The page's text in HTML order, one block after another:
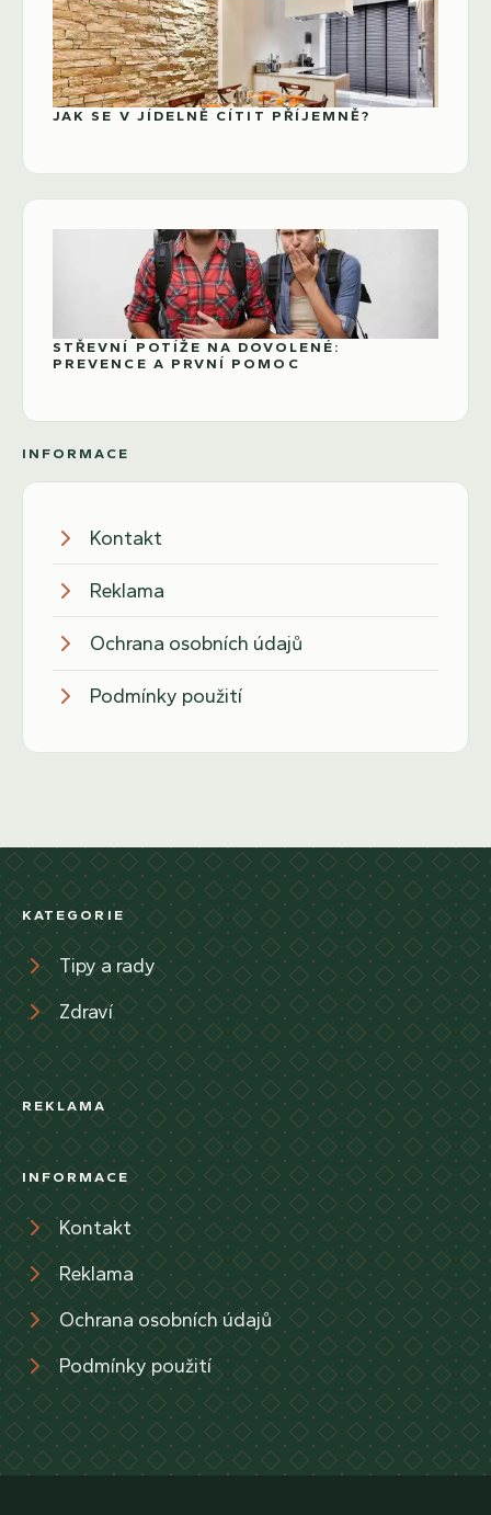
JAK SE V JÍDELNĚ CÍTIT PŘÍJEMNĚ?
STŘEVNÍ POTÍŽE NA DOVOLENÉ:
PREVENCE A PRVNÍ POMOC
INFORMACE
Kontakt
Reklama
Ochrana osobních údajů
Podmínky použití
KATEGORIE
Tipy a rady
Zdraví
REKLAMA
INFORMACE
Kontakt
Reklama
Ochrana osobních údajů
Podmínky použití